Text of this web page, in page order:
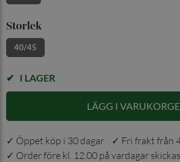
Storlek
40/45
I LAGER
LÄGG I
✓ Öppet köp i 30 dagar ✓ Fri frakt från
✓ Order före kl. 12.00 på vardagar